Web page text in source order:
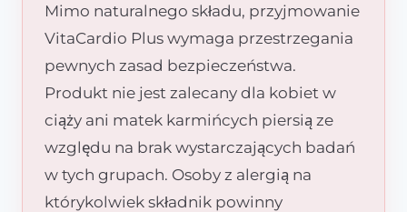
Mimo naturalnego składu, przyjmowanie
VitaCardio Plus wymaga przestrzegania
pewnych zasad bezpieczeństwa.
Produkt nie jest zalecany dla kobiet w
ciąży ani matek karmińcych piersią ze
względu na brak wystarczających badań
w tych grupach. Osoby z alergią na
którykolwiek składnik powinny